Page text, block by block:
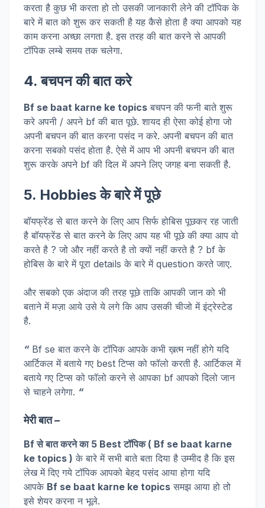
करता है कुछ भी करता हो तो उसकी जानकारी लेने की टॉपिक के
बारे में बात को शुरू कर सकती है यह कैसे होता है क्या आपको यह
काम करना अच्छा लगता है. इस तरह की बात करने से आपकी
टॉपिक लम्बे समय तक चलेगा.
4. बचपन की बात करे
Bf se baat karne ke topics बचपन की फनी बाते शुरू
करे अपनी / अपने bf की बात पूछे. शायद ही ऐसा कोई होगा जो
अपनी बचपन की बात करना पसंद न करे. अपनी बचपन की बात
करना सबको पसंद होता है. ऐसे में आप भी अपनी बचपन की बात
शुरू करके अपने bf की दिल में अपने लिए जगह बना सकती है.
5. Hobbies के बारे में पूछे
बॉयफ्रेंड से बात करने के लिए आप सिर्फ होबिस पूछकर रह जाती
है बॉयफ्रेंड से बात करने के लिए आप यह भी पूछे की क्या आप वो
करते है ? जो और नहीं करते है तो क्यों नहीं करते है ? bf के
होबिस के बारे में पूरा details के बारे में question करते जाए.
और सबको एक अंदाज की तरह पूछे ताकि आपकी जान को भी
बताने में मज़ा आये उसे ये लगे कि आप उसकी चीजो में इंट्रेस्टेड
है.
“ Bf se बात करने के टॉपिक आपके कभी ख़त्म नहीं होगे यदि
आर्टिकल में बताये गए best टिप्स को फॉलो करती है. आर्टिकल में
बताये गए टिप्स को फॉलो करने से आपका bf आपको दिलो जान
से चाहने लगेगा. “
मेरी बात –
Bf से बात करने का 5 Best टॉपिक ( Bf se baat karne
ke topics ) के बारे में सभी बाते बता दिया है उम्मीद है कि इस
लेख में दिए गये टॉपिक आपको बेहद पसंद आया होगा यदि
आपके Bf se baat karne ke topics समझ आया हो तो
इसे शेयर करना न भूले.